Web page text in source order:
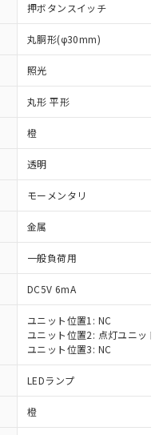
押ボタンスイッチ
丸胴形(φ30mm)
照光
丸形 平形
橙
透明
モーメンタリ
金属
一般負荷用
DC5V 6mA
ユニット位置1: NC
ユニット位置2: 点灯ユニット
ユニット位置3: NC
LEDランプ
橙